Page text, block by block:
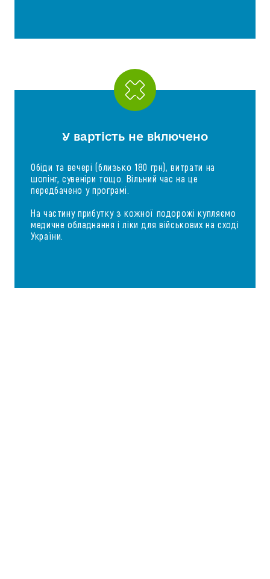
У вартість не включено
Обіди та вечері (близько 180 грн), витрати на
шопінг, сувеніри тощо. Вільний час на це
передбачено у програмі.
На частину прибутку з кожної подорожі купляємо
медичне обладнання і ліки для військових на сході
України.